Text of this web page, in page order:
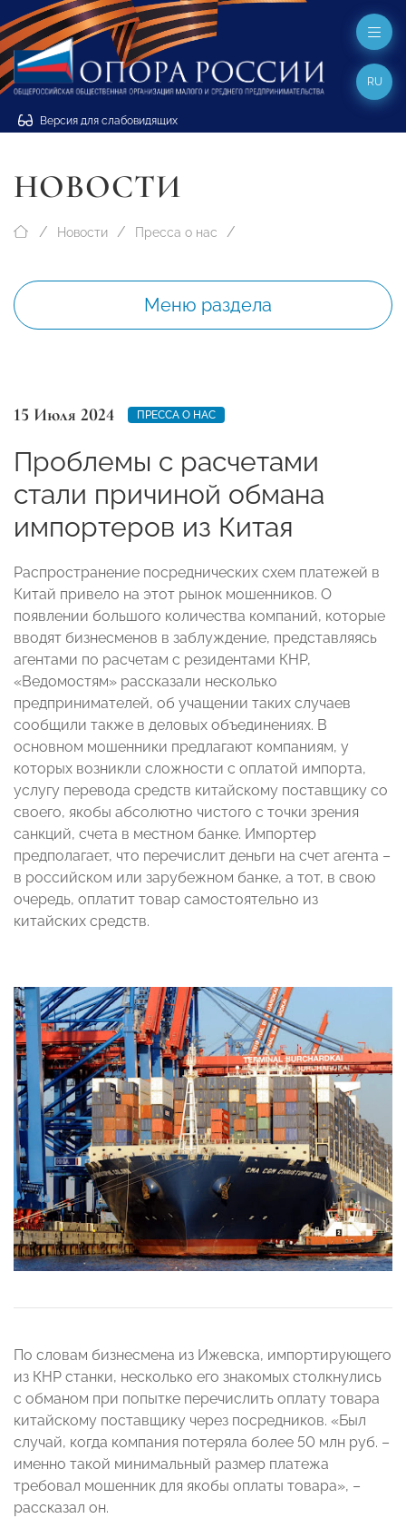
Версия для слабовидящих
RU
НОВОСТИ
Новости Пресса о нас
Меню раздела
15 Июля 2024 ПРЕССА О НАС
Проблемы с расчетами
стали причиной обмана
импортеров из Китая
Распространение посреднических схем платежей в
Китай привело на этот рынок мошенников. О
появлении большого количества компаний, которые
вводят бизнесменов в заблуждение, представляясь
агентами по расчетам с резидентами КНР,
«Ведомостям» рассказали несколько
предпринимателей, об учащении таких случаев
сообщили также в деловых объединениях. В
основном мошенники предлагают компаниям, у
которых возникли сложности с оплатой импорта,
услугу перевода средств китайскому поставщику со
своего, якобы абсолютно чистого с точки зрения
санкций, счета в местном банке. Импортер
предполагает, что перечислит деньги на счет агента –
в российском или зарубежном банке, а тот, в свою
очередь, оплатит товар самостоятельно из
китайских средств.
По словам бизнесмена из Ижевска, импортирующего
из КНР станки, несколько его знакомых столкнулись
с обманом при попытке перечислить оплату товара
китайскому поставщику через посредников. «Был
случай, когда компания потеряла более 50 млн руб. –
именно такой минимальный размер платежа
требовал мошенник для якобы оплаты товара», –
рассказал он.